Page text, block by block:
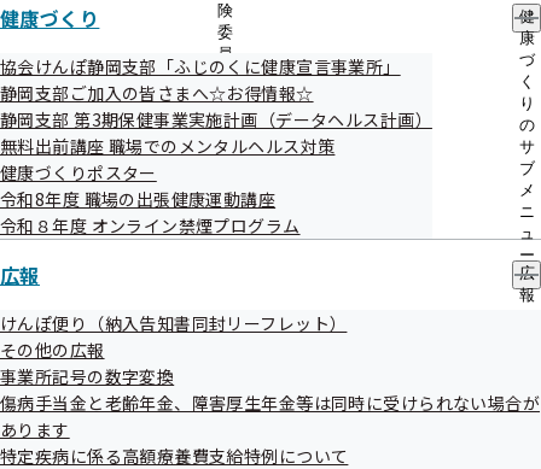
険
委
員
の
サ
ブ
メ
ー
健康づくり
健
康
づ
く
り
の
サ
ブ
メ
ニ
ュ
ー
協会けんぽ静岡支部「ふじのくに健康宣言事業所」
静岡支部ご加入の皆さまへ☆お得情報☆
静岡支部 第3期保健事業実施計画（データヘルス計画）
無料出前講座 職場でのメンタルヘルス対策
健康づくりポスター
令和8年度 職場の出張健康運動講座
令和８年度 オンライン禁煙プログラム
広報
広
報
ニ
けんぽ便り（納入告知書同封リーフレット）
その他の広報
事業所記号の数字変換
傷病手当金と老齢年金、障害厚生年金等は同時に受けられない場合が
あります
特定疾病に係る高額療養費支給特例について
35歳から74歳の被保険者（ご本人）様の健康
40歳から74歳の被扶養者（ご家族）様の健康
診断について
生活習慣病予防健診（集団健診の日程）
特定健診（集団健診の日程）